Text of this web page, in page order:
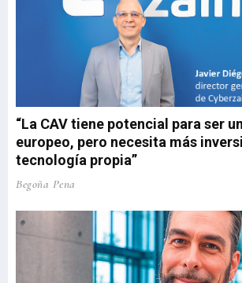
“La CAV tiene potencial para ser
europeo, pero necesita más
tecnología propia”
Begoña Pena